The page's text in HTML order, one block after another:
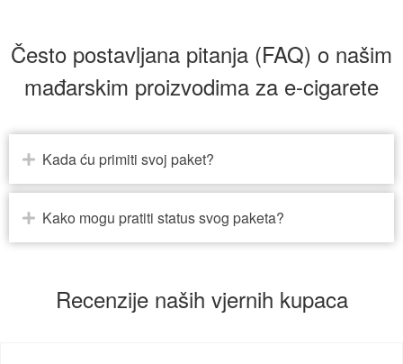
Često postavljana pitanja (FAQ) o našim
mađarskim proizvodima za e-cigarete
Kada ću primiti svoj paket?
Kako mogu pratiti status svog paketa?
Recenzije naših vjernih kupaca